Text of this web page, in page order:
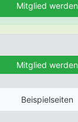
Mitglied werden
Mitglied werden
Beispielseiten